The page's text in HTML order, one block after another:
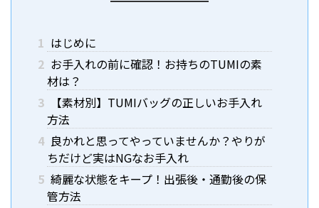
1 はじめに
2 お手入れの前に確認！お持ちのTUMIの素
材は？
3
【素材別】TUMIバッグの正しいお手入れ
方法
4 良かれと思ってやっていませんか？やりが
ちだけど実はNGなお手入れ
5 綺麗な状態をキープ！出張後・通勤後の保
管方法